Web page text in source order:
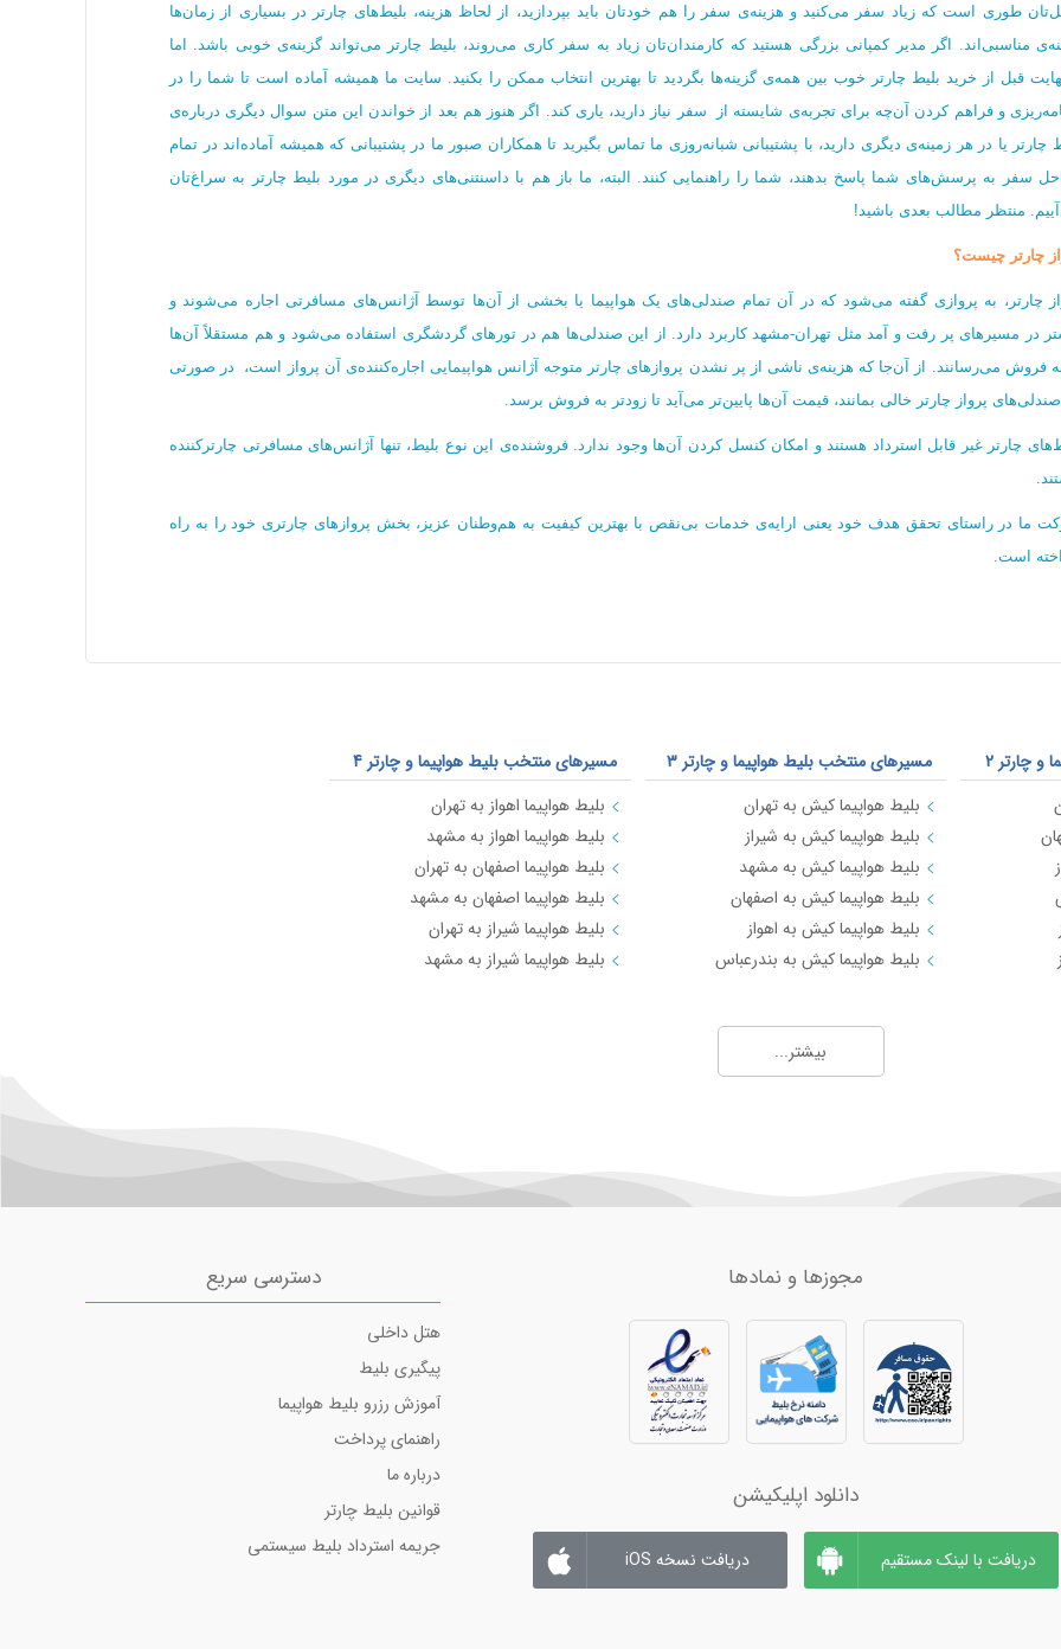
طوری است که زیاد سفر می‌کنید و هزینه‌ی سفر را هم خودتان باید بپردازید، از لحاظ هزینه، بلیط‌های چارتر در بسیاری از زمان‌ها
مناسبی‌اند. اگر مدیر کمپانی بزرگی هستید که کارمندان‌تان زیاد به سفر کاری می‌روند، بلیط چارتر می‌تواند گزینه‌ی خوبی باشد. اما
قبل از خرید بلیط چارتر خوب بین همه‌ی گزینه‌ها بگردید تا بهترین انتخاب ممکن را بکنید. سایت ما همیشه آماده است تا شما را در
و فراهم کردن آن‌چه برای تجربه‌ی شایسته از سفر نیاز دارید، یاری کند. اگر هنوز هم بعد از خواندن این متن سوال دیگری درباره‌ی
چارتر یا در هر زمینه‌ی دیگری دارید، با پشتیبانی شبانه‌روزی ما تماس بگیرید تا همکاران صبور ما در پشتیبانی که همیشه آماده‌اند در تمام
سفر به پرسش‌های شما پاسخ بدهند، شما را راهنمایی کنند. البته، ما باز هم با داسنتنی‌های دیگری در مورد بلیط چارتر به سراغ‌تان
منتظر مطالب بعدی باشید!
چارتر چیست؟
چارتر، به پروازی گفته می‌شود که در آن تمام صندلی‌های یک هواپیما یا بخشی از آن‌ها توسط آژانس‌های مسافرتی اجاره می‌شوند و
در مسیرهای پر رفت و آمد مثل تهران-مشهد کاربرد دارد. از این صندلی‌ها هم در تورهای گردشگری استفاده می‌شود و هم مستقلاً آن‌ها
فروش می‌رسانند. از آن‌جا که هزینه‌ی ناشی از پر نشدن پروازهای چارتر متوجه آژانس هواپیمایی اجاره‌کننده‌ی آن پرواز است، در صورتی
پرواز چارتر خالی بمانند، قیمت آن‌ها پایین‌تر می‌آید تا زودتر به فروش برسد.
چارتر غیر قابل استرداد هستند و امکان کنسل کردن آن‌ها وجود ندارد. فروشنده‌ی این نوع بلیط، تنها آژانس‌های مسافرتی چارترکننده
ما در راستای تحقق هدف خود یعنی ارایه‌ی خدمات بی‌نقص با بهترین کیفیت به هم‌وطنان عزیز، بخش پروازهای چارتری خود را به راه
است.
و چارتر 2
مسیرهای منتخب بلیط هواپیما و چارتر 3
بلیط هواپیما کیش به تهران
بلیط هواپیما کیش به شیراز
بلیط هواپیما کیش به مشهد
بلیط هواپیما کیش به اصفهان
بلیط هواپیما کیش به اهواز
بلیط هواپیما کیش به بندرعباس
مسیرهای منتخب بلیط هواپیما و چارتر 4
بلیط هواپیما اهواز به تهران
بلیط هواپیما اهواز به مشهد
بلیط هواپیما اصفهان به تهران
بلیط هواپیما اصفهان به مشهد
بلیط هواپیما شیراز به تهران
بلیط هواپیما شیراز به مشهد
بیشتر...
مجوزها و نمادها
دانلود اپلیکیشن
دریافت با لینک مستقیم دریافت نسخه iOS
دسترسی سریع
هتل داخلی
پیگیری بلیط
آموزش رزرو بلیط هواپیما
راهنمای پرداخت
درباره ما
قوانین بلیط چارتر
جریمه استرداد بلیط سیستمی